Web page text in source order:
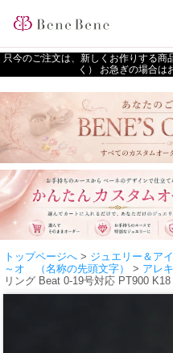
只今のご注文は、新しくお作りする商
く） お急ぎの場合は
トップページへ > ジュエリー＆ア
～オ （名称の先頭文字）
> アレ
リング Beat 0-19号対応 PT900